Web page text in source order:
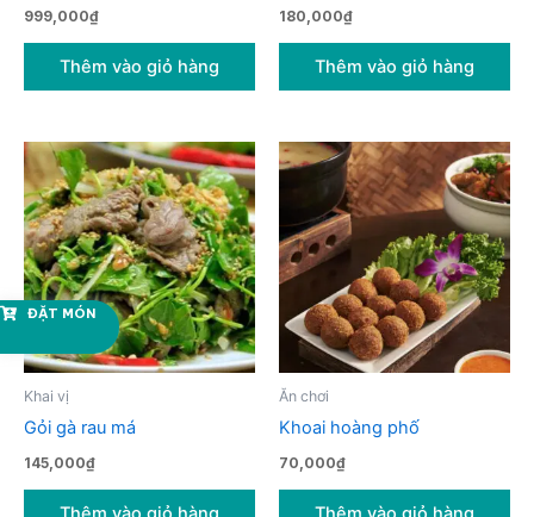
999,000₫
Thêm vào giỏ hàng
180,000₫
Thêm vào giỏ hàng
Khai vị
Gỏi gà rau má
145,000₫
Ăn chơi
Khoai hoàng phố
70,000₫
ĐẶT MÓN